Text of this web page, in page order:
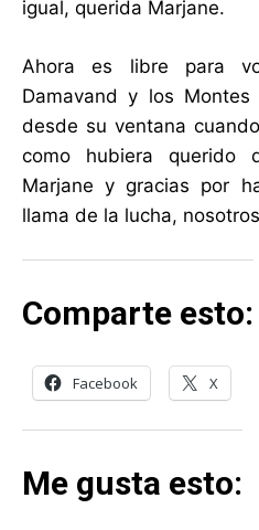
igual, querida Marjane.
Ahora es libre para
Damavand y los
desde su ventana
como hubiera querido
Marjane y gracias por
llama de la lucha,
Comparte esto:
Facebook X
Me gusta esto: